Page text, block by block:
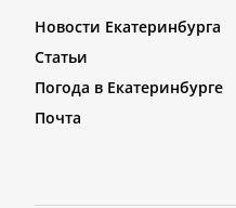
Новости Екатеринбурга
Статьи
Погода в Екатеринбурге
Почта